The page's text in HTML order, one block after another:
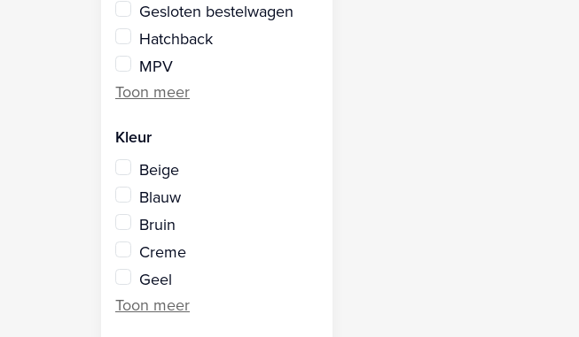
Gesloten bestelwagen
Hatchback
MPV
Kleur
Beige
Blauw
Bruin
Creme
Geel